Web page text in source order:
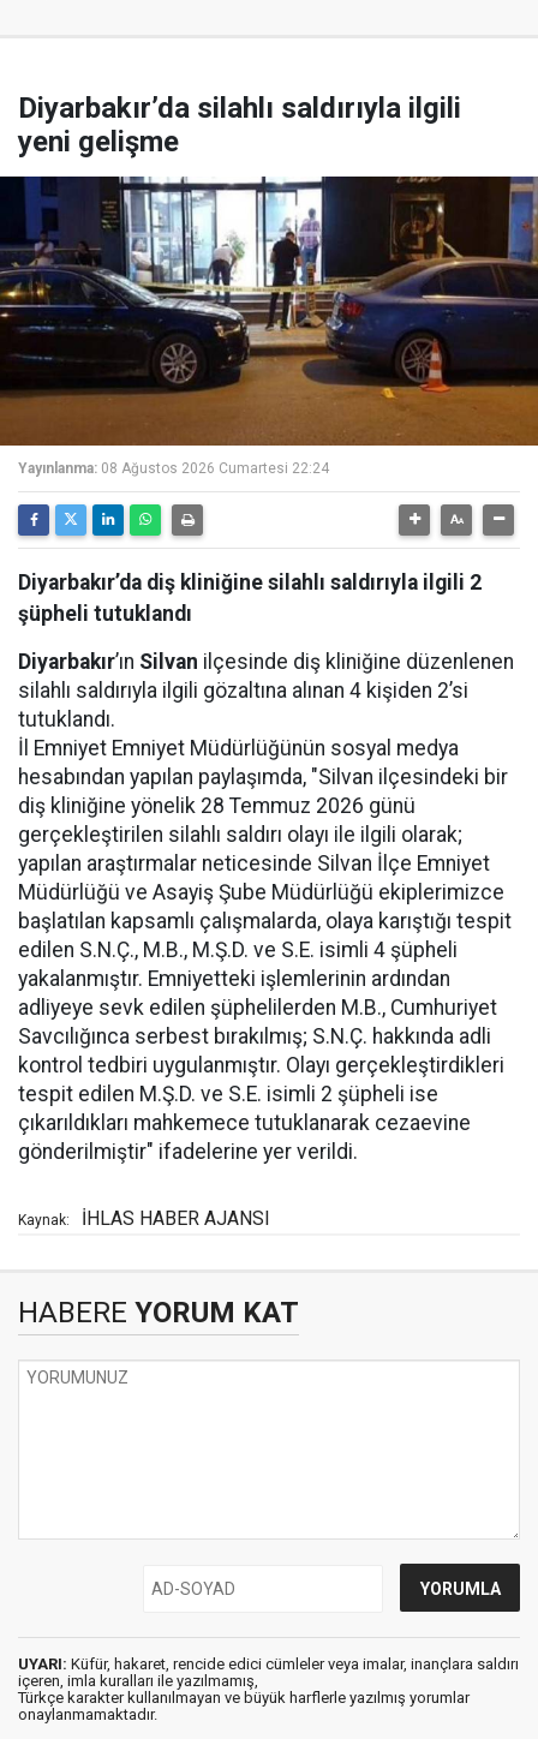
Diyarbakır’da silahlı saldırıyla ilgili
yeni gelişme
Yayınlanma: 08 Ağustos 2026 Cumartesi 22:24
Diyarbakır’da diş kliniğine silahlı saldırıyla ilgili 2
şüpheli tutuklandı
Diyarbakır’ın Silvan ilçesinde diş kliniğine düzenlenen
silahlı saldırıyla ilgili gözaltına alınan 4 kişiden 2’si
tutuklandı.
İl Emniyet Emniyet Müdürlüğünün sosyal medya
hesabından yapılan paylaşımda, "Silvan ilçesindeki bir
diş kliniğine yönelik 28 Temmuz 2026 günü
gerçekleştirilen silahlı saldırı olayı ile ilgili olarak;
yapılan araştırmalar neticesinde Silvan İlçe Emniyet
Müdürlüğü ve Asayiş Şube Müdürlüğü ekiplerimizce
başlatılan kapsamlı çalışmalarda, olaya karıştığı tespit
edilen S.N.Ç., M.B., M.Ş.D. ve S.E. isimli 4 şüpheli
yakalanmıştır. Emniyetteki işlemlerinin ardından
adliyeye sevk edilen şüphelilerden M.B., Cumhuriyet
Savcılığınca serbest bırakılmış; S.N.Ç. hakkında adli
kontrol tedbiri uygulanmıştır. Olayı gerçekleştirdikleri
tespit edilen M.Ş.D. ve S.E. isimli 2 şüpheli ise
çıkarıldıkları mahkemece tutuklanarak cezaevine
gönderilmiştir" ifadelerine yer verildi.
Kaynak: İHLAS HABER AJANSI
HABERE YORUM KAT
UYARI: Küfür, hakaret, rencide edici cümleler veya imalar, inançlara saldırı
içeren, imla kuralları ile yazılmamış,
Türkçe karakter kullanılmayan ve büyük harflerle yazılmış yorumlar
onaylanmamaktadır.